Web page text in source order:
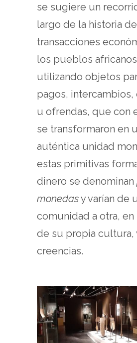
se sugiere un
largo de la historia
transacciones
los pueblos
utilizando objetos
pagos, intercambios,
u ofrendas, que con
se transformaron en
auténtica unidad
estas primitivas
dinero se denominan
monedasy varían de
comunidad a otra,
de su propia cultura,
creencias.